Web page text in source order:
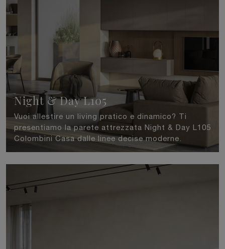
Night & Day L105
Vuoi allestire un living pratico e dinamico? Ti
presentiamo la parete attrezzata Night & Day L105
Colombini Casa dalle linee decise moderne.